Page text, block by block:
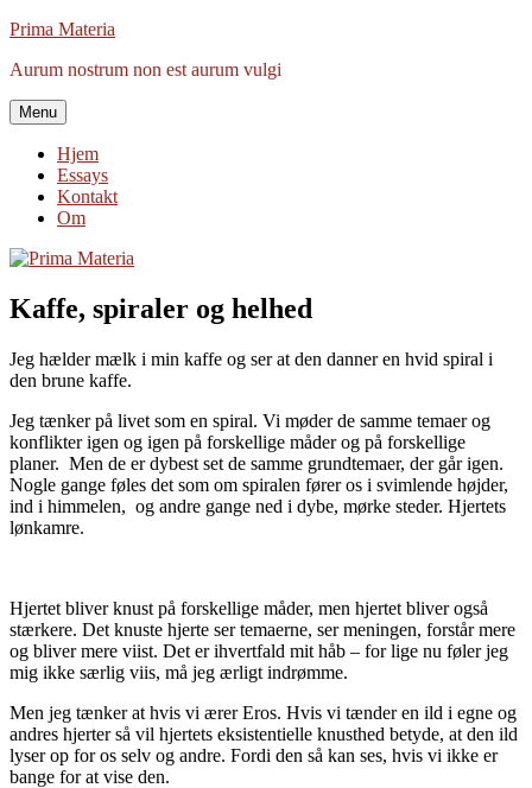
Videre
indhold
Prima Materia
Aurum nostrum non est aurum vulgi
Menu
Hjem
Essays
Kontakt
Om
Kaffe, spiraler og helhed
Jeg hælder mælk i min kaffe og ser at den danner en hvid spiral i
den brune kaffe.
Jeg tænker på livet som en spiral. Vi møder de samme temaer og
konflikter igen og igen på forskellige måder og på forskellige
planer. Men de er dybest set de samme grundtemaer, der går igen.
Nogle gange føles det som om spiralen fører os i svimlende højder,
ind i himmelen, og andre gange ned i dybe, mørke steder. Hjertets
lønkamre.
Hjertet bliver knust på forskellige måder, men hjertet bliver også
stærkere. Det knuste hjerte ser temaerne, ser meningen, forstår mere
og bliver mere viist. Det er ihvertfald mit håb – for lige nu føler jeg
mig ikke særlig viis, må jeg ærligt indrømme.
Men jeg tænker at hvis vi ærer Eros. Hvis vi tænder en ild i egne og
andres hjerter så vil hjertets eksistentielle knusthed betyde, at den ild
lyser op for os selv og andre. Fordi den så kan ses, hvis vi ikke er
bange for at vise den.